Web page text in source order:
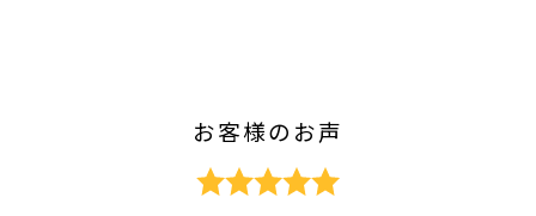
お客様のお声